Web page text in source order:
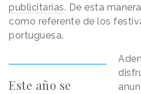
publicitarias. De esta
como referente de los
portuguesa.
Este año se